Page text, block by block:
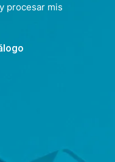
procesar mis